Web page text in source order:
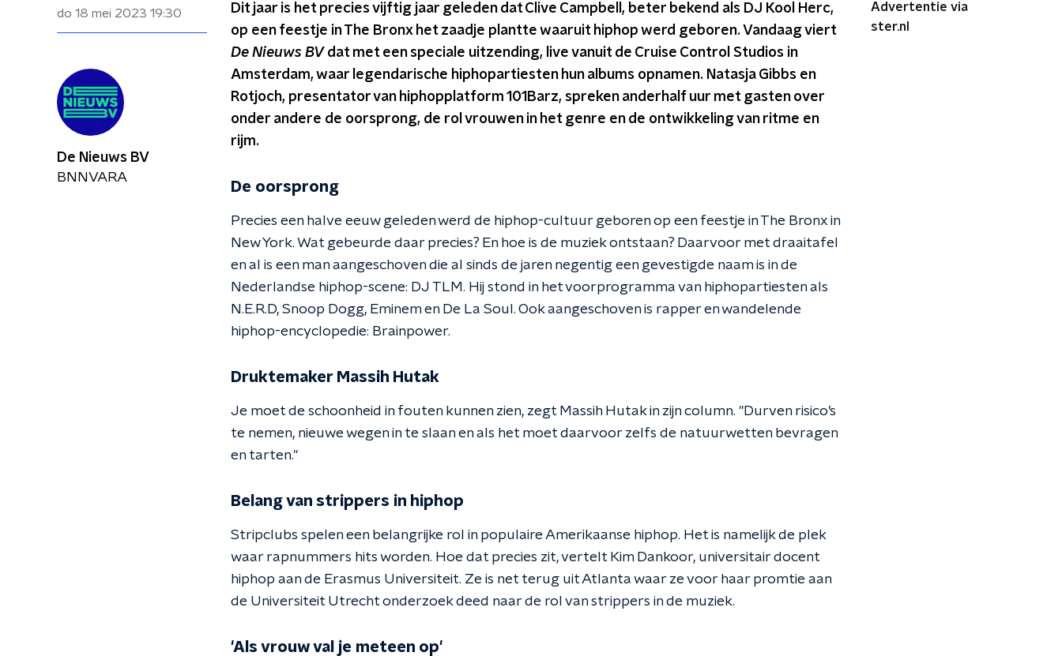
do 18 mei 2023 19:30
Dit jaar is het precies vijftig jaar geleden dat Clive Campbell, beter bekend als DJ Kool Herc,
op een feestje in The Bronx het zaadje plantte waaruit hiphop werd geboren. Vandaag viert
De Nieuws BVdat met een speciale uitzending, live vanuit de Cruise Control Studios in
Amsterdam, waar legendarische hiphopartiesten hun albums opnamen. Natasja Gibbs en
Rotjoch, presentator van hiphopplatform 101Barz, spreken anderhalf uur met gasten over
onder andere de oorsprong, de rol vrouwen in het genre en de ontwikkeling van ritme en
rijm.
De oorsprong
Precies een halve eeuw geleden werd de hiphop-cultuur geboren op een feestje in The Bronx in
New York. Wat gebeurde daar precies? En hoe is de muziek ontstaan? Daarvoor met draaitafel
en al is een man aangeschoven die al sinds de jaren negentig een gevestigde naam is in de
Nederlandse hiphop-scene: DJ TLM. Hij stond in het voorprogramma van hiphopartiesten als
N.E.R.D, Snoop Dogg, Eminem en De La Soul. Ook aangeschoven is rapper en wandelende
hiphop-encyclopedie: Brainpower.
Druktemaker Massih Hutak
Je moet de schoonheid in fouten kunnen zien, zegt Massih Hutak in zijn column. "Durven risico’s
te nemen, nieuwe wegen in te slaan en als het moet daarvoor zelfs de natuurwetten bevragen
en tarten."
Belang van strippers in hiphop
Stripclubs spelen een belangrijke rol in populaire Amerikaanse hiphop. Het is namelijk de plek
waar rapnummers hits worden. Hoe dat precies zit, vertelt Kim Dankoor, universitair docent
hiphop aan de Erasmus Universiteit. Ze is net terug uit Atlanta waar ze voor haar promtie aan
de Universiteit Utrecht onderzoek deed naar de rol van strippers in de muziek.
'Als vrouw val je meteen op'
Advertentie via
ster.nl
De Nieuws BV
BNNVARA